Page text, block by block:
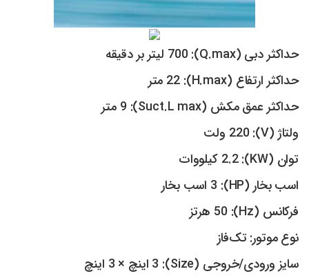
حداکثر دبی (Q.max): 700 لیتر بر دقیقه
حداکثر ارتفاع (H.max): 22 متر
حداکثر عمق مکش (Suct.L max): 9 متر
ولتاژ (V): 220 ولت
توان (KW): 2.2 کیلووات
اسب بخار (HP): 3 اسب بخار
فرکانس (Hz): 50 هرتز
نوع موتور: تک‌فاز
سایز ورودی/خروجی (Size): 3 اینچ × 3 اینچ